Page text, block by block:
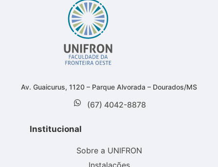
Av. Guaicurus, 1120 – Parque Alvorada – Dourados/MS
(67) 4042-8878
Institucional
Sobre a UNIFRON